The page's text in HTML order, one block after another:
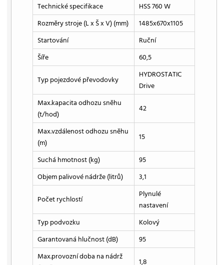
Technické specifikace
HSS 760 W
Rozměry stroje (L x Š x V) (mm)
1485x670x1105
Startování
Ruční
Šíře
60,5
Typ pojezdové převodovky
HYDROSTATIC
Drive
Max.kapacita odhozu sněhu
(t/hod)
42
Max.vzdálenost odhozu sněhu
(m)
15
Suchá hmotnost (kg)
95
Objem palivové nádrže (litrů)
3,1
Počet rychlostí
Plynulé
nastavení
Typ podvozku
Kolový
Garantovaná hlučnost (dB)
95
Max.provozní doba na nádrž
1,8